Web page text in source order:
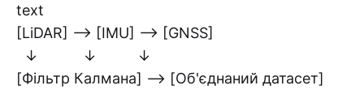
text
[LiDAR] --> [IMU] --> [GNSS]
↓ ↓ ↓
[Фільтр Калмана] --> [Об'єднаний датасет]